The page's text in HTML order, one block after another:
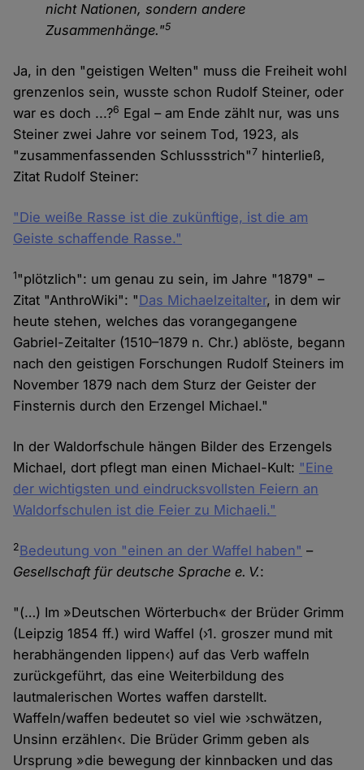
nicht Nationen, sondern andere
Zusammenhänge."5
Ja, in den "geistigen Welten" muss die Freiheit wohl
grenzenlos sein, wusste schon Rudolf Steiner, oder
war es doch ...?6 Egal – am Ende zählt nur, was uns
Steiner zwei Jahre vor seinem Tod, 1923, als
"zusammenfassenden Schlussstrich"7 hinterließ,
Zitat Rudolf Steiner:
"Die weiße Rasse ist die zukünftige, ist die am
Geiste schaffende Rasse."
1"plötzlich": um genau zu sein, im Jahre "1879" –
Zitat "AnthroWiki": "Das Michaelzeitalter, in dem wir
heute stehen, welches das vorangegangene
Gabriel-Zeitalter (1510–1879 n. Chr.) ablöste, begann
nach den geistigen Forschungen Rudolf Steiners im
November 1879 nach dem Sturz der Geister der
Finsternis durch den Erzengel Michael."
In der Waldorfschule hängen Bilder des Erzengels
Michael, dort pflegt man einen Michael-Kult: "Eine
der wichtigsten und eindrucksvollsten Feiern an
Waldorfschulen ist die Feier zu Michaeli."
2Bedeutung von "einen an der Waffel haben" –
Gesellschaft für deutsche Sprache e. V.:
"(…) Im »Deutschen Wörterbuch« der Brüder Grimm
(Leipzig 1854 ff.) wird Waffel (›1. groszer mund mit
herabhängenden lippen‹) auf das Verb waffeln
zurückgeführt, das eine Weiterbildung des
lautmalerischen Wortes waffen darstellt.
Waffeln/waffen bedeutet so viel wie ›schwätzen,
Unsinn erzählen‹. Die Brüder Grimm geben als
Ursprung »die bewegung der kinnbacken und das